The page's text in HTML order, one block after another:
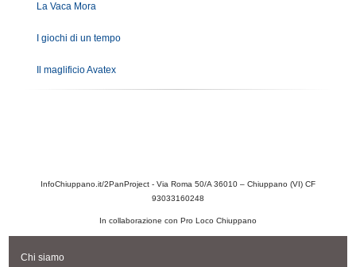
La Vaca Mora
I giochi di un tempo
Il maglificio Avatex
InfoChiuppano.it/2PanProject - Via Roma 50/A 36010 – Chiuppano (VI) CF
93033160248
In collaborazione con Pro Loco Chiuppano
Chi siamo